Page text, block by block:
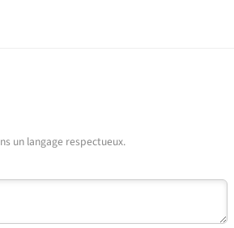
un langage respectueux.